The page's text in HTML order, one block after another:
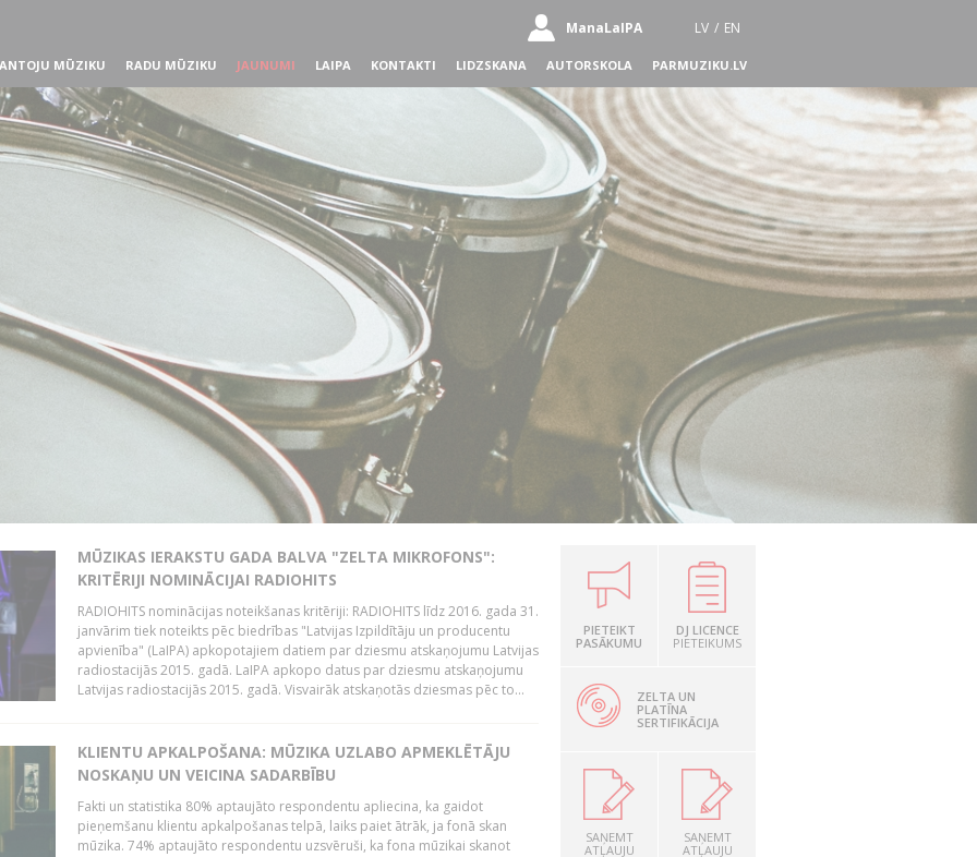
ManaLaIPA LV / EN
MŪZIKU RADU MŪZIKU JAUNUMI LAIPA KONTAKTI LIDZSKANA AUTORSKOLA PARMUZIKU.LV
MŪZIKAS IERAKSTU GADA BALVA "ZELTA MIKROFONS":
KRITĒRIJI NOMINĀCIJAI RADIOHITS
RADIOHITS nominācijas noteikšanas kritēriji: RADIOHITS līdz 2016. gada 31.
janvārim tiek noteikts pēc biedrības "Latvijas Izpildītāju un producentu
apvienība" (LaIPA) apkopotajiem datiem par dziesmu atskaņojumu Latvijas
radiostacijās 2015. gadā. LaIPA apkopo datus par dziesmu atskaņojumu
Latvijas radiostacijās 2015. gadā. Visvairāk atskaņotās dziesmas pēc to...
KLIENTU APKALPOŠANA: MŪZIKA UZLABO APMEKLĒTĀJU
NOSKAŅU UN VEICINA SADARBĪBU
Fakti un statistika 80% aptaujāto respondentu apliecina, ka gaidot
pieņemšanu klientu apkalpošanas telpā, laiks paiet ātrāk, ja fonā skan
mūzika. 74% aptaujāto respondentu uzsvēruši, ka fona mūzikai skanot
PIETEIKT
PASĀKUMU
DJ LICENCE
PIETEIKUMS
ZELTA UN
PLATĪNA
SERTIFIKĀCIJA
SAŅEMT
ATĻAUJU
SAŅEMT
ATĻAUJU